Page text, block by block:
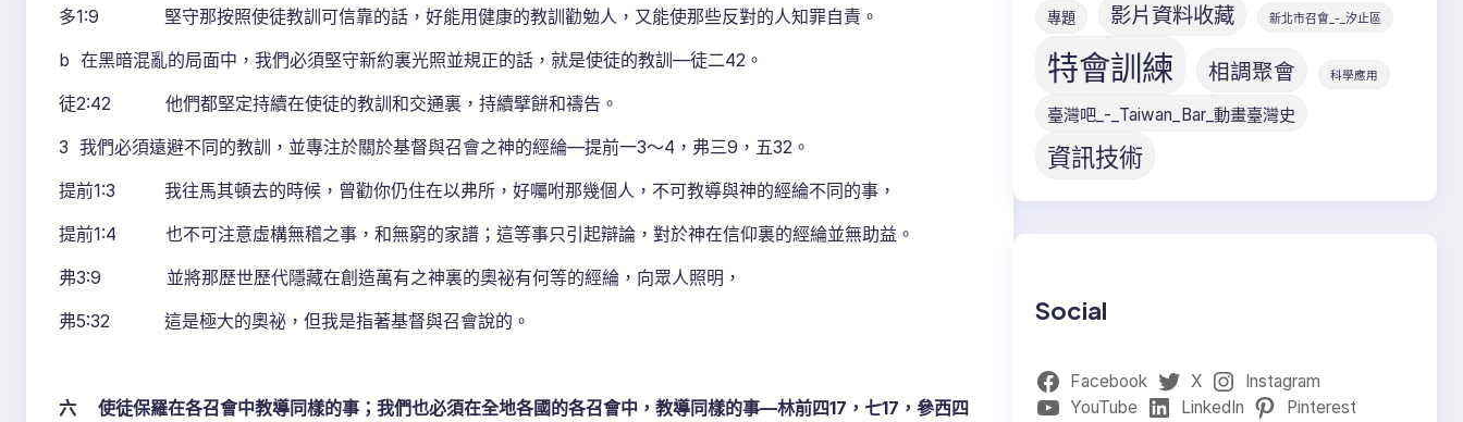
多1:9 堅守那按照使徒教訓可信靠的話，好能用健康的教訓勸勉人，又能使那些反對的人知罪自責。
b 在黑暗混亂的局面中，我們必須堅守新約裏光照並規正的話，就是使徒的教訓—徒二42。
徒2:42 他們都堅定持續在使徒的教訓和交通裏，持續擘餅和禱告。
3 我們必須遠避不同的教訓，並專注於關於基督與召會之神的經綸—提前一3～4，弗三9，五32。
提前1:3 我往馬其頓去的時候，曾勸你仍住在以弗所，好囑咐那幾個人，不可教導與神的經綸不同的事，
提前1:4 也不可注意虛構無稽之事，和無窮的家譜；這等事只引起辯論，對於神在信仰裏的經綸並無助益。
弗3:9 並將那歷世歷代隱藏在創造萬有之神裏的奧祕有何等的經綸，向眾人照明，
弗5:32 這是極大的奧祕，但我是指著基督與召會說的。
六 使徒保羅在各召會中教導同樣的事；我們也必須在全地各國的各召會中，教導同樣的事—林前四17，七17，參西四
專題 影片資料收藏 新北市召會_-_汐止區
特會訓練 相調聚會 科學應用
臺灣吧_-_Taiwan_Bar_動畫臺灣史
資訊技術
Social
Facebook X
Instagram
YouTube
LinkedIn Pinterest